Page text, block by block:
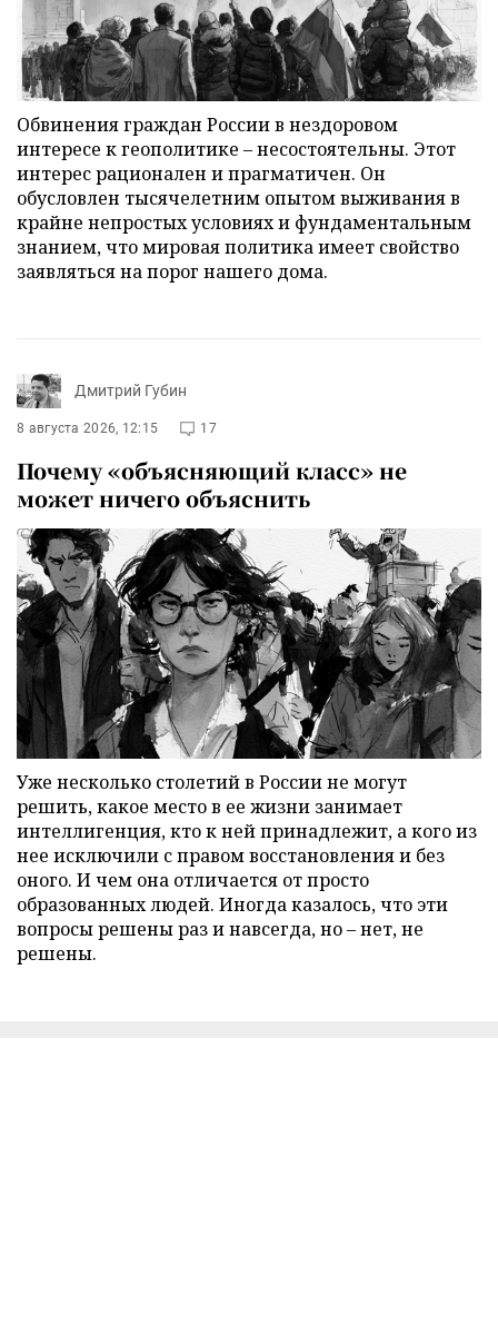
Обвинения граждан России в нездоровом
интересе к геополитике – несостоятельны. Этот
интерес рационален и прагматичен. Он
обусловлен тысячелетним опытом выживания в
крайне непростых условиях и фундаментальным
знанием, что мировая политика имеет свойство
заявляться на порог нашего дома.
Дмитрий Губин
8 августа 2026, 12:15 17
Почему «объясняющий класс» не
может ничего объяснить
Уже несколько столетий в России не могут
решить, какое место в ее жизни занимает
интеллигенция, кто к ней принадлежит, а кого из
нее исключили с правом восстановления и без
оного. И чем она отличается от просто
образованных людей. Иногда казалось, что эти
вопросы решены раз и навсегда, но – нет, не
решены.